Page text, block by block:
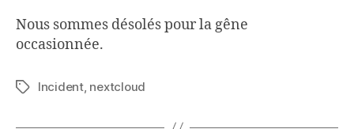
Nous sommes désolés pour la gêne
occasionnée.
Étiquettes
Incident, nextcloud